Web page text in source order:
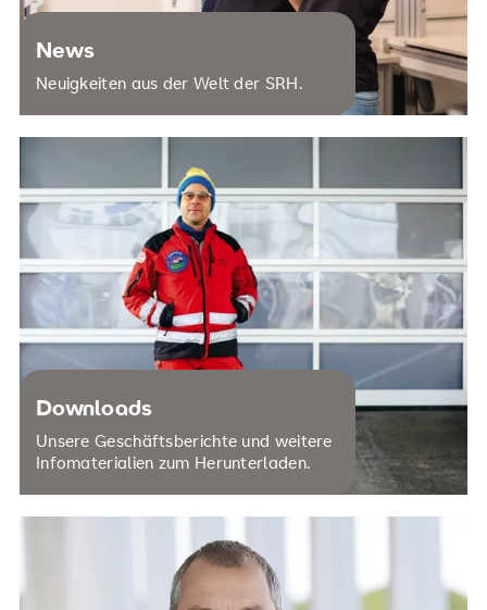
News
Neuigkeiten aus der Welt der SRH.
Downloads
Unsere Geschäftsberichte und weitere
Infomaterialien zum Herunterladen.